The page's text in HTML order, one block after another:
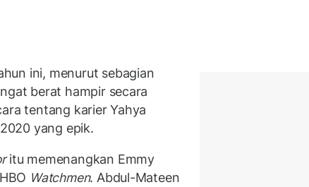
ini, menurut sebagian
berat hampir secara
tentang karier Yahya
yang epik.
itu memenangkan Emmy
Watchmen. Abdul-Mateen